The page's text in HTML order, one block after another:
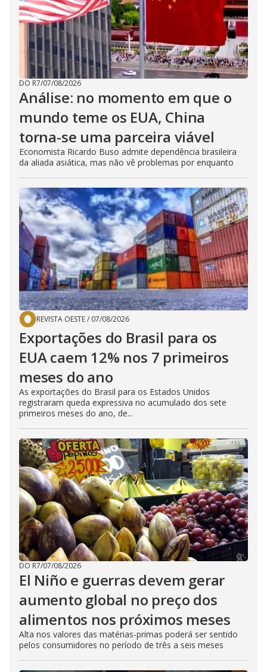
DO R7/07/08/2026
Análise: no momento em que o
mundo teme os EUA, China
torna-se uma parceira viável
Economista Ricardo Buso admite dependência brasileira
da aliada asiática, mas não vê problemas por enquanto
REVISTA OESTE/ 07/08/2026
Exportações do Brasil para os
EUA caem 12% nos 7 primeiros
meses do ano
As exportações do Brasil para os Estados Unidos
registraram queda expressiva no acumulado dos sete
primeiros meses do ano, de...
DO R7/07/08/2026
El Niño e guerras devem gerar
aumento global no preço dos
alimentos nos próximos meses
Alta nos valores das matérias-primas poderá ser sentido
pelos consumidores no período de três a seis meses